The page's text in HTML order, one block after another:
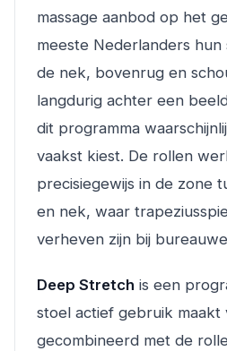
massage aanbod op het
meeste Nederlanders hun
de nek, bovenrug en
langdurig achter een
dit programma
vaakst kiest. De rollen
precisiegewijs in de zone
en nek, waar
verheven zijn bij
Deep Stretch is een
stoel actief gebruik maakt
gecombineerd met de